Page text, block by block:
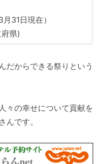
31日現在）
県)
だからできる祭りという
々の幸せについて貢献を
んです。